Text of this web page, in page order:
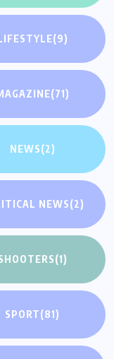
(9)
(71)
NEWS(2)
NEWS(2)
(1)
SPORT(81)